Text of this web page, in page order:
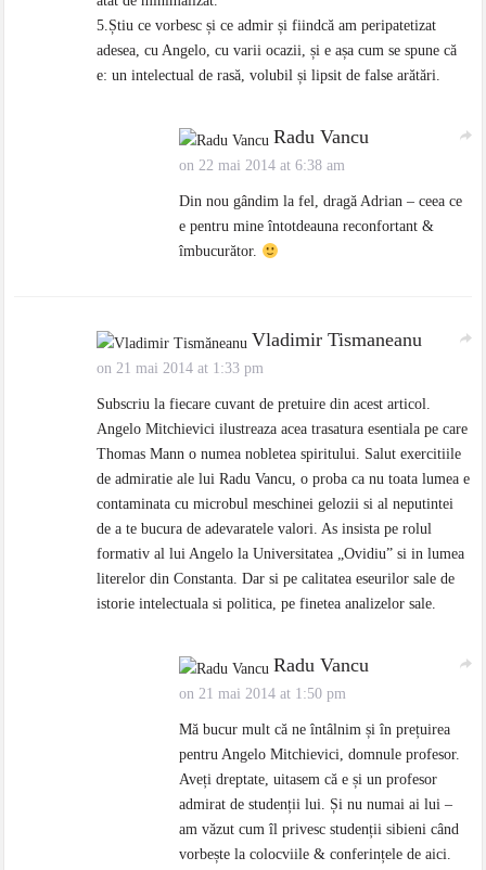
5.Știu ce vorbesc și ce admir și fiindcă am peripatetizat
adesea, cu Angelo, cu varii ocazii, și e așa cum se spune că
e: un intelectual de rasă, volubil și lipsit de false arătări.
Radu Vancu
on 22 mai 2014 at 6:38 am
Din nou gândim la fel, dragă Adrian – ceea ce
e pentru mine întotdeauna reconfortant &
îmbucurător.
Vladimir Tismaneanu
on 21 mai 2014 at 1:33 pm
Subscriu la fiecare cuvant de pretuire din acest articol.
Angelo Mitchievici ilustreaza acea trasatura esentiala pe care
Thomas Mann o numea nobletea spiritului. Salut exercitiile
de admiratie ale lui Radu Vancu, o proba ca nu toata lumea e
contaminata cu microbul meschinei gelozii si al neputintei
de a te bucura de adevaratele valori. As insista pe rolul
formativ al lui Angelo la Universitatea „Ovidiu” si in lumea
literelor din Constanta. Dar si pe calitatea eseurilor sale de
istorie intelectuala si politica, pe finetea analizelor sale.
Radu Vancu
on 21 mai 2014 at 1:50 pm
Mă bucur mult că ne întâlnim și în prețuirea
pentru Angelo Mitchievici, domnule profesor.
Aveți dreptate, uitasem că e și un profesor
admirat de studenții lui. Și nu numai ai lui –
am văzut cum îl privesc studenții sibieni când
vorbește la colocviile & conferințele de aici.